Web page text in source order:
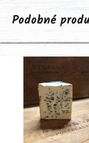
Podobné